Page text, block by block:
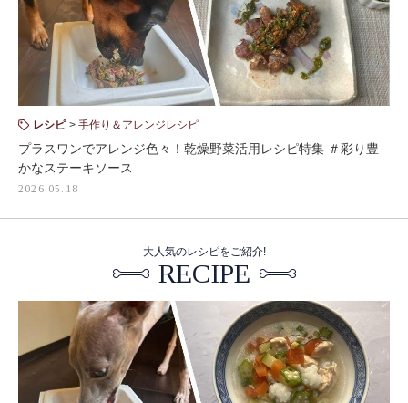
レシピ 手作り＆アレンジレシピ
プラスワンでアレンジ色々！乾燥野菜活用レシピ特集 ＃彩り豊
かなステーキソース
2026.05.18
大人気のレシピをご紹介!
RECIPE